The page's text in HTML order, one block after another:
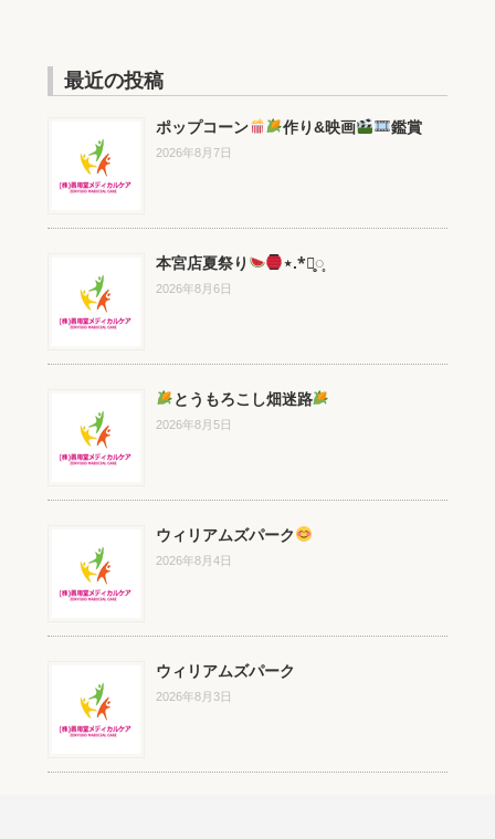
最近の投稿
ポップコーン 作り&映画 鑑賞
2026年8月7日
本宮店夏祭り ⋆.*⃝̥◌̥
2026年8月6日
とうもろこし畑迷路
2026年8月5日
ウィリアムズパーク
2026年8月4日
ウィリアムズパーク
2026年8月3日